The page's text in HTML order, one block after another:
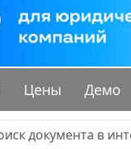
Цены Демо